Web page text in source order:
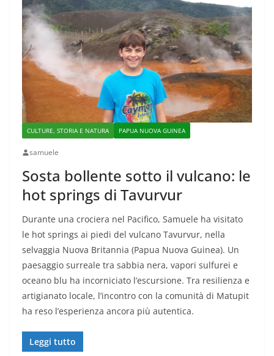
CULTURE, STORIA E NATURA PAPUA NUOVA GUINEA
samuele
Sosta bollente sotto il vulcano: le
hot springs di Tavurvur
Durante una crociera nel Pacifico, Samuele ha visitato
le hot springs ai piedi del vulcano Tavurvur, nella
selvaggia Nuova Britannia (Papua Nuova Guinea). Un
paesaggio surreale tra sabbia nera, vapori sulfurei e
oceano blu ha incorniciato l’escursione. Tra resilienza e
artigianato locale, l’incontro con la comunità di Matupit
ha reso l’esperienza ancora più autentica.
Leggi tutto